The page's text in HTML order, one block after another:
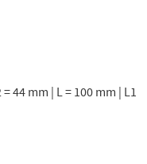
44 mm | L = 100 mm | L1